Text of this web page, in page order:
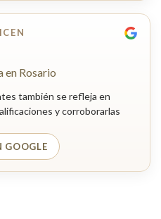
en Rosario
también se refleja en
y corroborarlas
GOOGLE